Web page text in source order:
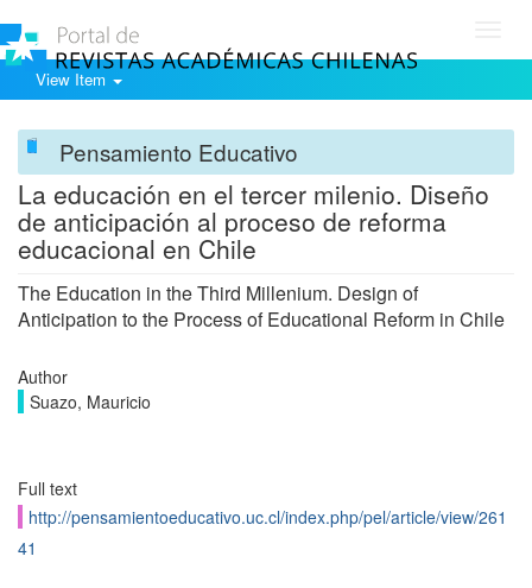
View Item
Pensamiento Educativo
La educación en el tercer milenio. Diseño
de anticipación al proceso de reforma
educacional en Chile
The Education in the Third Millenium. Design of
Anticipation to the Process of Educational Reform in Chile
Author
Suazo, Mauricio
Full text
http://pensamientoeducativo.uc.cl/index.php/pel/article/view/261
41